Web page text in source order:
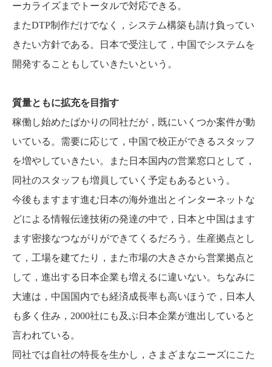
ーカライズまでトータルで対応できる。
またDTP制作だけでなく，システム構築も請け負ってい
きたい方針である。日本で受注して，中国でシステムを
開発することもしていきたいという。
質量ともに拡充を目指す
稼働し始めたばかりの同社だが，既にいくつか案件が動
いている。需要に応じて，中国で校正ができるスタッフ
を増やしていきたい。また日本国内の営業窓口として，
同社のスタッフも増員していく予定もあるという。
今後もますます進む日本の海外進出とインターネットな
どによる情報伝達技術の発達の中で，日本と中国はます
ます密接なつながりができてくるだろう。生産拠点とし
て，工場を建てたり，また市場の大きさから営業拠点と
して，進出する日本企業も増えるに違いない。ちなみに
大連は，中国国内でも経済成長率も高いほうで，日本人
も多く住み，2000社にも及ぶ日本企業が進出していると
言われている。
同社では自社の特長を生かし，さまざまなニーズにこた